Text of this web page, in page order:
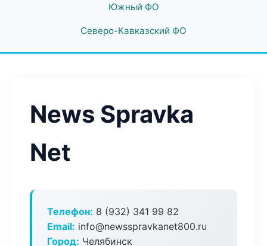
Южный ФО
Северо-Кавказский ФО
News Spravka
Net
Телефон: 8 (932) 341 99 82
Email: info@newsspravkanet800.ru
Город: Челябинск